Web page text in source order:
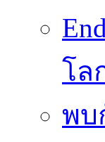
โล
พบ